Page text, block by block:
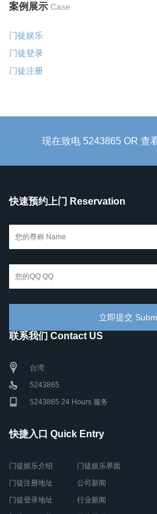
案例展示 Case
门徒娱乐
门徒登录
门徒注册
现在致电 5243865 OR 查
快速预约上门 Reservation
联系我们 Contact US
台湾
5243865
5243865 24 Hours 服务
快捷入口 Quick Entry
门徒娱乐介绍
门徒注册地址
门徒登录地址
门徒娱乐界面
公司新闻
行业新闻